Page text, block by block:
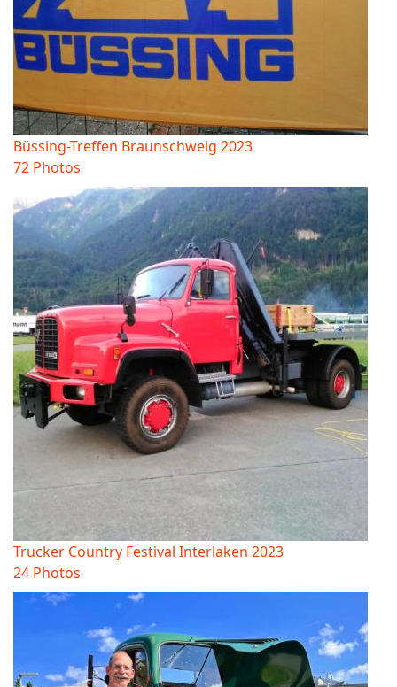
Büssing-Treffen Braunschweig 2023
72 Photos
Trucker Country Festival Interlaken 2023
24 Photos